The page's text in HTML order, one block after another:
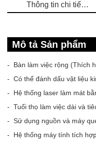
Thông tin chi tiết sản phẩm
Mô tả Sản phẩm
- Bàn làm việc rộng (Thích
- Có thể đánh dấu vật liệu
- Hệ thống laser làm mát
- Tuổi thọ làm việc dài và
- Sử dụng nguồn và máy
- Hệ thống máy tính tích